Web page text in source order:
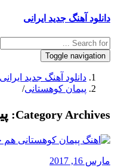
دانلود آهنگ جدید ایرانی
Toggle navigation
دانلود آهنگ جدید ایرانی
پیمان کوهستانی/
Category Archives:
مارس 16, 2017